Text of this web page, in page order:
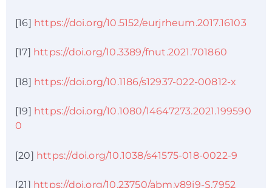
[16] https://doi.org/10.5152/eurjrheum.2017.16103
[17] https://doi.org/10.3389/fnut.2021.701860
[18] https://doi.org/10.1186/s12937-022-00812-x
[19] https://doi.org/10.1080/14647273.2021.199590
0
[20] https://doi.org/10.1038/s41575-018-0022-9
[21] https://doi.org/10.23750/abm.v89i9-S.7952